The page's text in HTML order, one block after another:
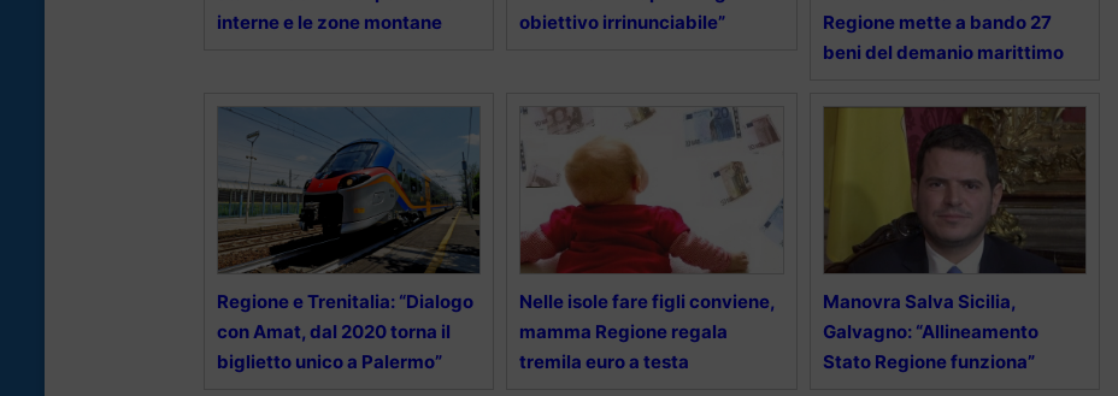
interne e le zone montane
obiettivo irrinunciabile”
Regione mette a bando 27
beni del demanio marittimo
Regione e Trenitalia: “Dialogo
con Amat, dal 2020 torna il
biglietto unico a Palermo”
Nelle isole fare figli conviene,
mamma Regione regala
tremila euro a testa
Manovra Salva Sicilia,
Galvagno: “Allineamento
Stato Regione funziona”